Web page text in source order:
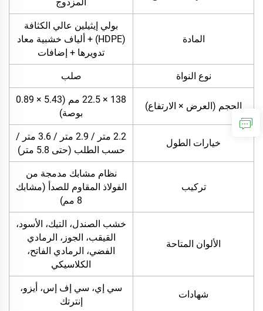
المزدوج
المادة
بولي إيثيلين عالي الكثافة
(HDPE) + ألياف خشبية معاد
تدويرها + إضافات
نوع النواة صلب
الحجم (العرض × الارتفاع)
138 × 22.5 مم (5.43 × 0.89
بوصة)
خيارات الطول
2.2 متر / 2.9 متر / 3.6 متر /
حسب الطلب (حتى 5.8 متر)
تركيب
نظام مشابك مدمجة من
الفولاذ المقاوم للصدأ (مشابك
8 مم)
الألوان المتاحة
خشب الصندل، التيك، الأسود،
القيقب، الجوز، الرمادي
الفضي، الرمادي الفاتح،
الكلاسيكي
شهادات
سي إي، سي إف إس، أيزو،
إنترتك